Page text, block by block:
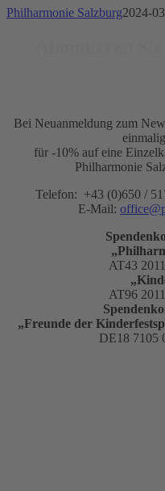
Philharmonie Salzburg2024-
Bei Neuanmeldung zum
für -10% auf eine
Philharmonie
Telefon: +43 (0)650 /
E-Mail:
AT43
AT96
„Freunde der
DE18 7105